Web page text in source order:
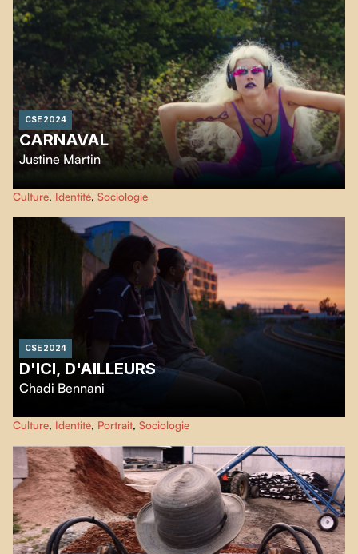
CSE 2024
CARNAVAL
Justine Martin
Une fois par année, des gens issus de différentes communautés
marginalisées se rassemblent en forêt pour un bref séjour. À l’abri des
regards, ils y approfondissent l’art du cirque pour faire de cette discipline un
seul et même mode d’expression.
Culture, Identité, Sociologie
CSE 2024
D'ICI, D'AILLEURS
Chadi Bennani
Au début de l'été de leurs 16 ans, Adam, Ana et Dahlia se retournent vers
famille et ami·e·s afin de questionner leurs héritages culturels.
Culture, Identité, Portrait, Sociologie